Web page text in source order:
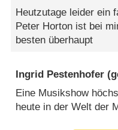
Heutzutage leider ein
Peter Horton ist bei
besten überhaupt
Ingrid Pestenhofer
Eine Musikshow
heute in der Welt der